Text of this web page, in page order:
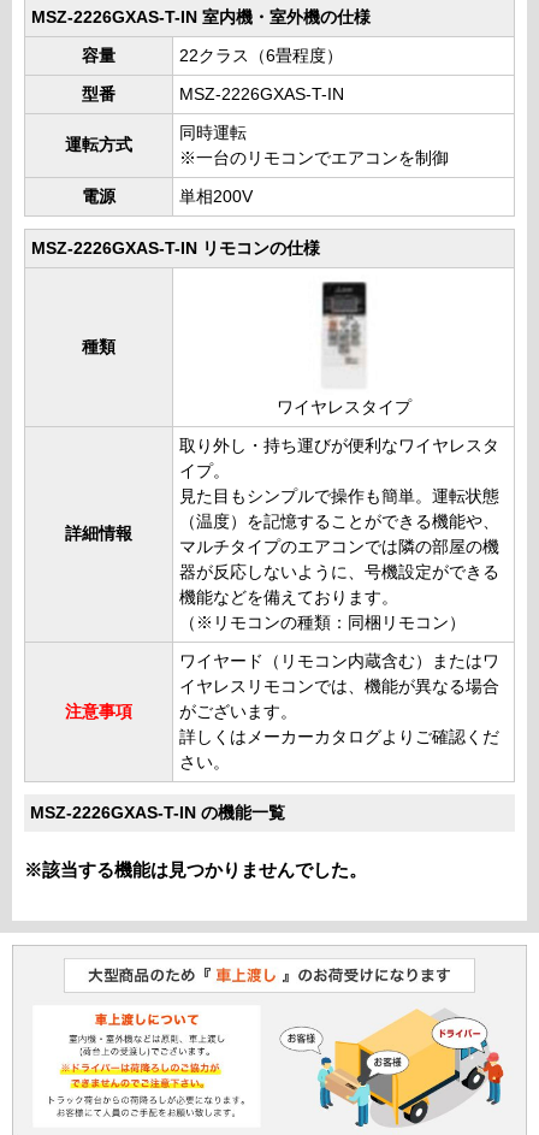
MSZ-2226GXAS-T-IN 室内機・室外機の仕様
容量 22クラス（6畳程度）
型番 MSZ-2226GXAS-T-IN
運転方式
同時運転
※一台のリモコンでエアコンを制御
電源 単相200V
MSZ-2226GXAS-T-IN リモコンの仕様
種類
ワイヤレスタイプ
詳細情報
取り外し・持ち運びが便利なワイヤレスタ
イプ。
見た目もシンプルで操作も簡単。運転状態
（温度）を記憶することができる機能や、
マルチタイプのエアコンでは隣の部屋の機
器が反応しないように、号機設定ができる
機能などを備えております。
（※リモコンの種類：同梱リモコン）
注意事項
ワイヤード（リモコン内蔵含む）またはワ
イヤレスリモコンでは、機能が異なる場合
がございます。
詳しくはメーカーカタログよりご確認くだ
さい。
MSZ-2226GXAS-T-IN の機能一覧
※該当する機能は見つかりませんでした。